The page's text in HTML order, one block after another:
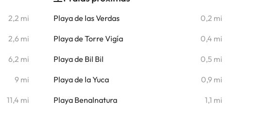
2,2 mi
2,6 mi
6,2 mi
9 mi
11,4 mi
Playa de las Verdas 0,2 mi
Playa de Torre Vigía 0,4 mi
Playa de Bil Bil 0,5 mi
Playa de la Yuca 0,9 mi
Playa Benalnatura 1,1 mi